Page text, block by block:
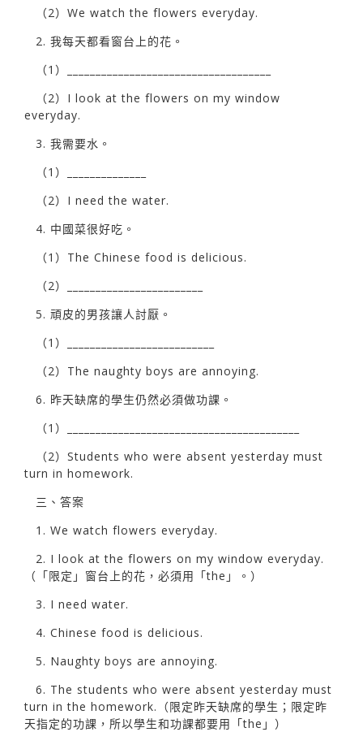
（2）We watch the flowers everyday.
2. 我每天都看窗台上的花。
（1）____________________________________
（2）I look at the flowers on my window
everyday.
3. 我需要水。
（1）______________
（2）I need the water.
4. 中國菜很好吃。
（1）The Chinese food is delicious.
（2）________________________
5. 頑皮的男孩讓人討厭。
（1）__________________________
（2）The naughty boys are annoying.
6. 昨天缺席的學生仍然必須做功課。
（1）_________________________________________
（2）Students who were absent yesterday must
turn in homework.
三、答案
1. We watch flowers everyday.
2. I look at the flowers on my window everyday.
（「限定」窗台上的花，必須用「the」。）
3. I need water.
4. Chinese food is delicious.
5. Naughty boys are annoying.
6. The students who were absent yesterday must
turn in the homework.（限定昨天缺席的學生；限定昨
天指定的功課，所以學生和功課都要用「the」）